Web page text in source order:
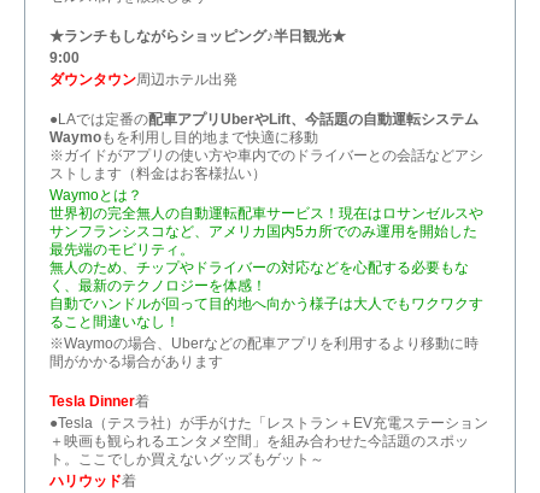
★ランチもしながらショッピング♪半日観光★
9:00
ダウンタウン周辺ホテル出発
●LAでは定番の配車アプリUberやLift、今話題の自動運転システム
Waymoもを利用し目的地まで快適に移動
※ガイドがアプリの使い方や車内でのドライバーとの会話などアシ
ストします（料金はお客様払い）
Waymoとは？
世界初の完全無人の自動運転配車サービス！現在はロサンゼルスや
サンフランシスコなど、アメリカ国内5カ所でのみ運用を開始した
最先端のモビリティ。
無人のため、チップやドライバーの対応などを心配する必要もな
く、最新のテクノロジーを体感！
自動でハンドルが回って目的地へ向かう様子は大人でもワクワクす
ること間違いなし！
※Waymoの場合、Uberなどの配車アプリを利用するより移動に時
間がかかる場合があります
Tesla Dinner着
●Tesla（テスラ社）が手がけた「レストラン＋EV充電ステーション
＋映画も観られるエンタメ空間」を組み合わせた今話題のスポッ
ト。ここでしか買えないグッズもゲット～
ハリウッド着